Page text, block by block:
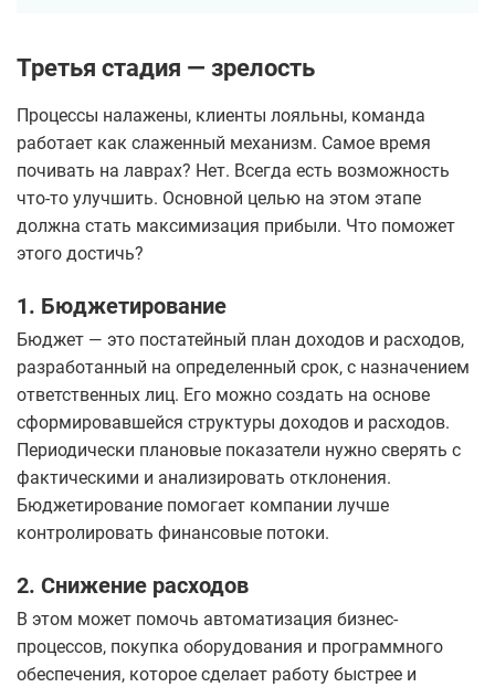
Третья стадия — зрелость
Процессы налажены, клиенты лояльны, команда
работает как слаженный механизм. Самое время
почивать на лаврах? Нет. Всегда есть возможность
что-то улучшить. Основной целью на этом этапе
должна стать максимизация прибыли. Что поможет
этого достичь?
1. Бюджетирование
Бюджет — это постатейный план доходов и расходов,
разработанный на определенный срок, с назначением
ответственных лиц. Его можно создать на основе
сформировавшейся структуры доходов и расходов.
Периодически плановые показатели нужно сверять с
фактическими и анализировать отклонения.
Бюджетирование помогает компании лучше
контролировать финансовые потоки.
2. Снижение расходов
В этом может помочь автоматизация бизнес-
процессов, покупка оборудования и программного
обеспечения, которое сделает работу быстрее и